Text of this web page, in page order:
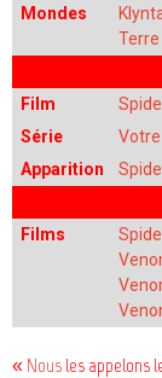
Mondes
Terre
Film
Série
Apparition
Films
« Nous les appelons